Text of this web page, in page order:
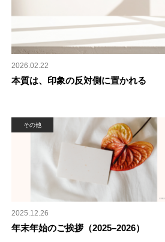
2026.02.22
本質は、印象の反対側に置かれる
その他
2025.12.26
年末年始のご挨拶（2025–2026）